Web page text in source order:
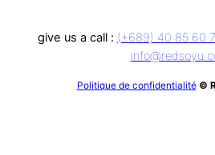
give us a call : (+689) 40 85 60
Back
Politique de confidentialité ©